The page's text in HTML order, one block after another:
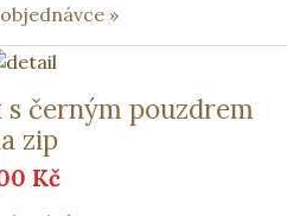
»
s černým pouzdrem
zip
Kč